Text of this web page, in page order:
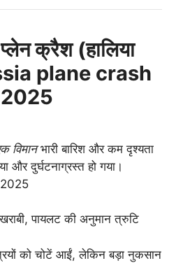
क्रैश (हालिया
plane crash
2025
विमानभारी बारिश और कम दृश्यता
दुर्घटनाग्रस्त हो गया।
पायलट की अनुमान त्रुटि
को चोटें आईं, लेकिन बड़ा नुकसान